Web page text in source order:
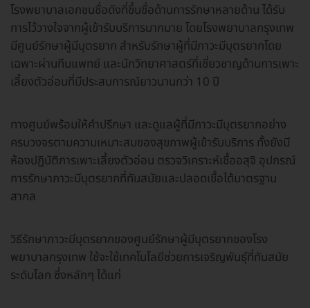
โรงพยาบาลเอกชนชื่อดังที่ขึ้นชื่อด้านการรักษาหลายด้าน ได้รับ
การไว้วางใจจากผู้เข้ารับบริการมากมาย โดยโรงพยาบาลกรุงเทพ
มีศูนย์รักษาผู้มีบุตรยาก สำหรับรักษาผู้ที่มีภาวะมีบุตรยากโดย
เฉพาะผ่านทีมแพทย์ และนักวิทยาศาสตร์ที่เชี่ยวชาญด้านการเพาะ
เลี้ยงตัวอ่อนที่มีประสบการณ์ยาวนานกว่า 10 ปี
ทางศูนย์พร้อมให้คำปรึกษา และดูแลผู้ที่มีภาวะมีบุตรยากอย่าง
ครบวงจรตามความเหมาะสมของสุขภาพผู้เข้ารับบริการ ทั้งยังมี
ห้องปฏิบัติการเพาะเลี้ยงตัวอ่อน ตรวจวิเคราะห์เชื้ออสุจิ อุปกรณ์
การรักษาภาวะมีบุตรยากที่ทันสมัยและปลอดเชื้อได้มาตรฐาน
สากล
วิธีรักษาภาวะมีบุตรยากของศูนย์รักษาผู้มีบุตรยากของโรง
พยาบาลกรุงเทพ ใช้จะใช้เทคโนโลยีช่วยการเจริญพันธุ์ที่ทันสมัย
ระดับโลก ซึ่งหลักๆ ได้แก่